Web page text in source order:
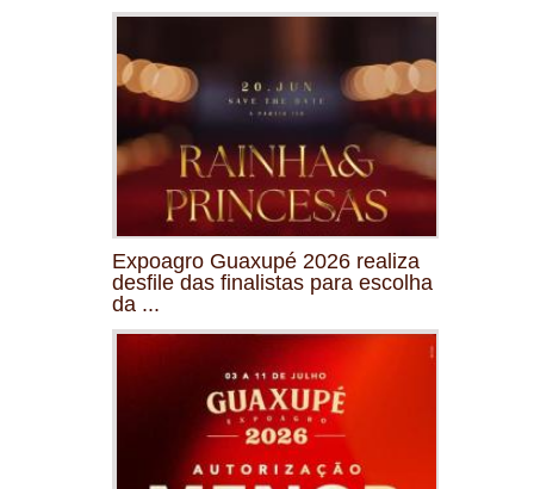
Expoagro Guaxupé 2026 realiza
desfile das finalistas para escolha
da ...